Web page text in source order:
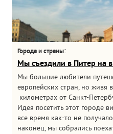
Города и страны:
Мы съездили в Питер на
Мы большие любители
европейских стран, но живя
километрах от Санкт-
Идея посетить этот городе
все время как-то не
наконец, мы собрались